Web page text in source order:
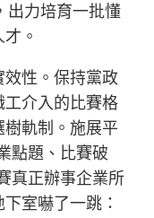
出力培育一批懂
。
性。保持黨政
介入的比賽格
軌制。施展平
點題、比賽破
真正辦事企業所
室嚇了一跳：